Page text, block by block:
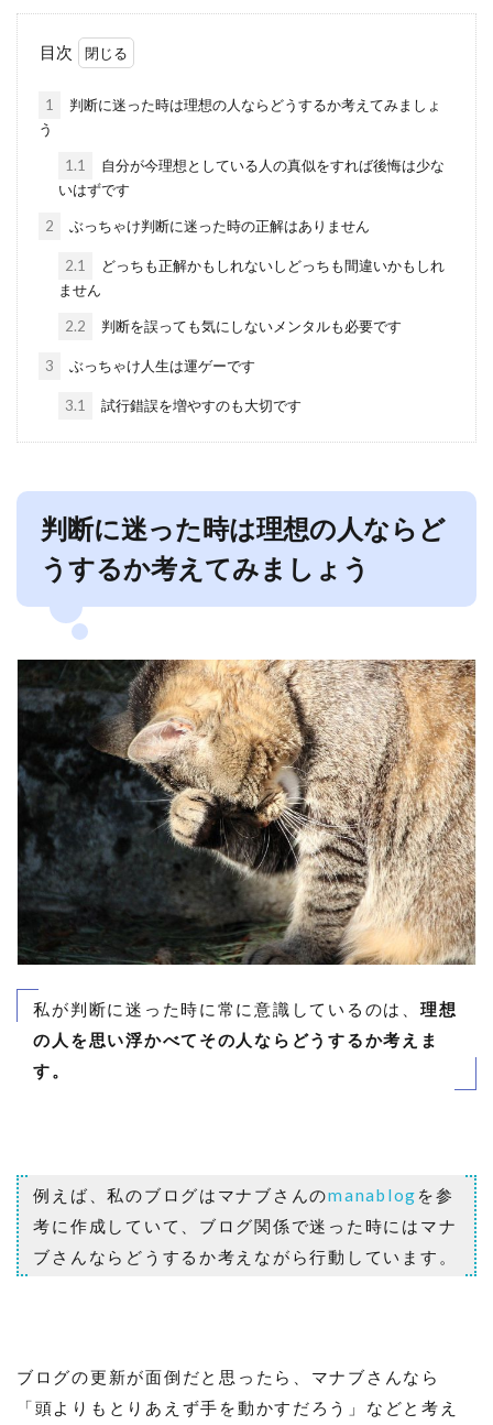
目次
1
判断に迷った時は理想の人ならどうするか考えてみましょ
う
1.1
自分が今理想としている人の真似をすれば後悔は少な
いはずです
2 ぶっちゃけ判断に迷った時の正解はありません
2.1
どっちも正解かもしれないしどっちも間違いかもしれ
ません
2.2 判断を誤っても気にしないメンタルも必要です
3 ぶっちゃけ人生は運ゲーです
3.1 試行錯誤を増やすのも大切です
判断に迷った時は理想の人ならど
うするか考えてみましょう
私が判断に迷った時に常に意識しているのは、 理想
の人を思い浮かべてその人ならどうするか考えま
す。
例えば、私のブログはマナブさんのmanablog を参
考に作成していて、ブログ関係で迷った時にはマナ
ブさんならどうするか考えながら行動しています。
ブログの更新が面倒だと思ったら、マナブさんなら
「頭よりもとりあえず手を動かすだろう」などと考え